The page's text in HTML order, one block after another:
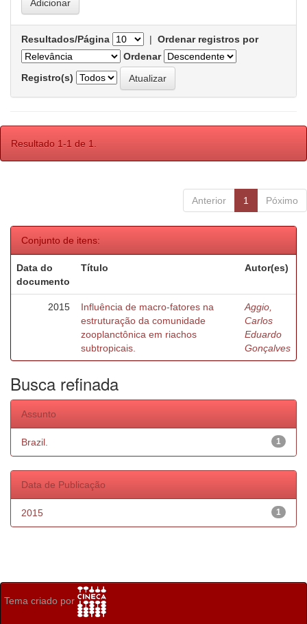
Resultados/Página | Ordenar registros por
Ordenar
Registro(s)
Resultado 1-1 de 1.
Anterior 1 Póximo
Conjunto de itens:
Data do
documento
Título Autor(es)
2015
Influência de macro-fatores na
estruturação da comunidade
zooplanctônica em riachos
subtropicais.
Aggio,
Carlos
Eduardo
Gonçalves
Busca refinada
Assunto
1
Brazil.
Data de Publicação
1
2015
Tema criado por